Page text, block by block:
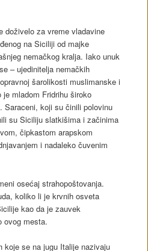
doživelo za vreme vladavine
na Siciliji od majke
nemačkog kralja. Iako unuk
– ujedinitelja nemačkih
šarolikosti muslimanske i
mladom Fridrihu široko
Saraceni, koji su činili polovinu
su Siciliju slatkišima i začinima
čipkastom arapskom
i nadaleko čuvenim
osećaj strahopoštovanja.
koliko li je krvnih osveta
kao da je zauvek
ovog mesta.
koje se na jugu Italije nazivaju